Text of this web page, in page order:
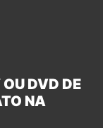
DVD DE
NA